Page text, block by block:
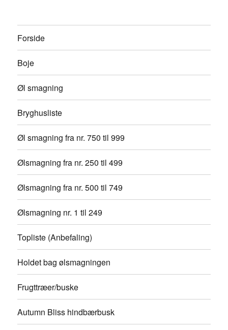
Forside
Boje
Øl smagning
Bryghusliste
Øl smagning fra nr. 750 til 999
Ølsmagning fra nr. 250 til 499
Ølsmagning fra nr. 500 til 749
Ølsmagning nr. 1 til 249
Topliste (Anbefaling)
Holdet bag ølsmagningen
Frugttræer/buske
Autumn Bliss hindbærbusk